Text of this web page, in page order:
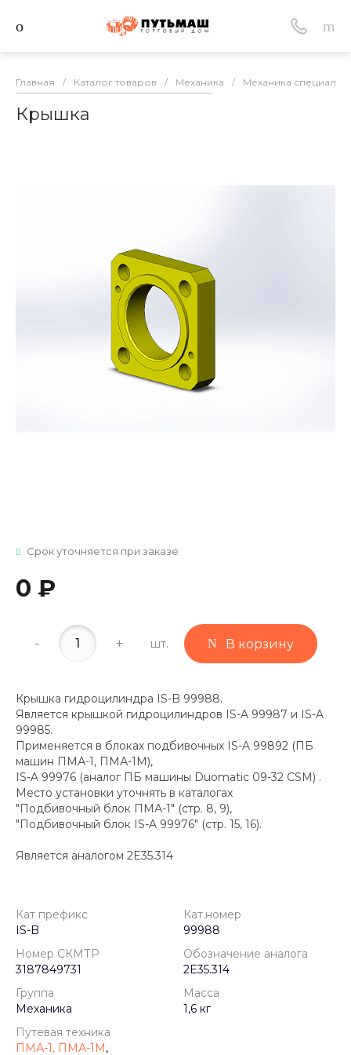
Главная / Каталог товаров / Механика / Механика
Крышка
Срок уточняется при заказе
0 ₽
- + шт. В корзину
Крышка гидроцилиндра IS-B 99988.
Является крышкой гидроцилиндров IS-A 99987 и IS-A
99985.
Применяется в блоках подбивочных IS-A 99892 (ПБ
машин ПМА-1, ПМА-1М),
IS-A 99976 (аналог ПБ машины Duomatic 09-32 CSM) .
Место установки уточнять в каталогах
"Подбивочный блок ПМА-1" (стр. 8, 9),
"Подбивочный блок IS-A 99976" (стр. 15, 16).
Является аналогом 2E35.314
Кат префикс
IS-B
Кат.номер
99988
Номер СКМТР
3187849731
Обозначение аналога
2E35.314
Группа
Механика
Масса
1,6 кг
Путевая техника
ПМА-1, ПМА-1М ,